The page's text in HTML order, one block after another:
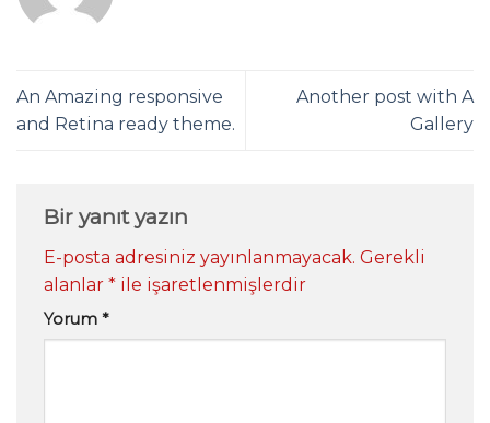
An Amazing responsive
and Retina ready theme.
Another post with A
Gallery
Bir yanıt yazın
E-posta adresiniz yayınlanmayacak. Gerekli
alanlar * ile işaretlenmişlerdir
Yorum *